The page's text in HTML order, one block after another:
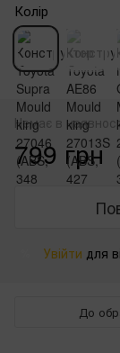
Колір
Немає в
799 грн
Увійти для
До